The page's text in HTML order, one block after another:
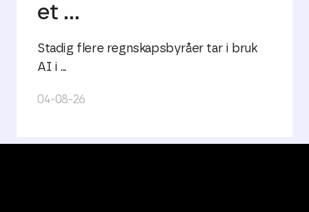
et ...
Stadig flere regnskapsbyråer tar i bruk
AI i ...
04-08-26